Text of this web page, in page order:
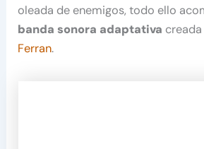
oleada de enemigos, todo ello
banda sonora adaptativa
Ferran.